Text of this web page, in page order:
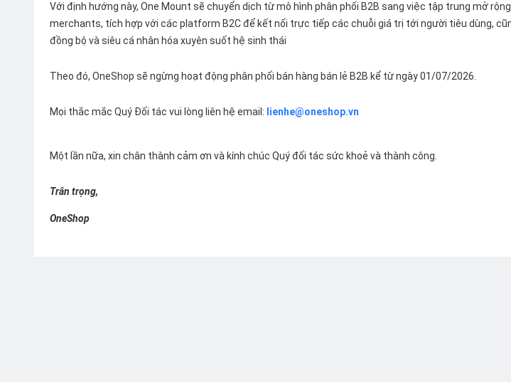
Với định hướng này, One Mount sẽ chuyển dịch từ mô hình phân phối B2B sang việc tập trung mở
merchants, tích hợp với các platform B2C để kết nối trực tiếp các chuỗi giá trị tới người tiêu dùng,
đồng bộ và siêu cá nhân hóa xuyên suốt hệ sinh thái
Theo đó, OneShop sẽ ngừng hoạt động phân phối bán hàng bán lẻ B2B kể từ ngày 01/07/2026.
Mọi thắc mắc Quý Đối tác vui lòng liên hệ email: lienhe@oneshop.vn
Một lần nữa, xin chân thành cảm ơn và kính chúc Quý đối tác sức khoẻ và thành công.
Trân trọng,
OneShop